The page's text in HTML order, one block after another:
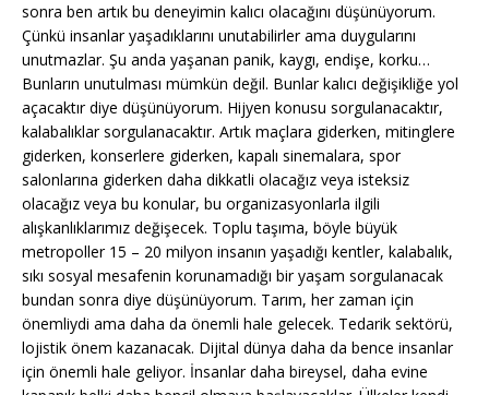
sonra ben artık bu deneyimin kalıcı olacağını düşünüyorum.
Çünkü insanlar yaşadıklarını unutabilirler ama duygularını
unutmazlar. Şu anda yaşanan panik, kaygı, endişe, korku…
Bunların unutulması mümkün değil. Bunlar kalıcı değişikliğe yol
açacaktır diye düşünüyorum. Hijyen konusu sorgulanacaktır,
kalabalıklar sorgulanacaktır. Artık maçlara giderken, mitinglere
giderken, konserlere giderken, kapalı sinemalara, spor
salonlarına giderken daha dikkatli olacağız veya isteksiz
olacağız veya bu konular, bu organizasyonlarla ilgili
alışkanlıklarımız değişecek. Toplu taşıma, böyle büyük
metropoller 15 – 20 milyon insanın yaşadığı kentler, kalabalık,
sıkı sosyal mesafenin korunamadığı bir yaşam sorgulanacak
bundan sonra diye düşünüyorum. Tarım, her zaman için
önemliydi ama daha da önemli hale gelecek. Tedarik sektörü,
lojistik önem kazanacak. Dijital dünya daha da bence insanlar
için önemli hale geliyor. İnsanlar daha bireysel, daha evine